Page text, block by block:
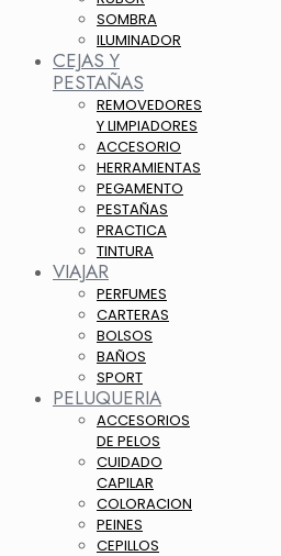
SOMBRA
ILUMINADOR
CEJAS Y
PESTAÑAS
REMOVEDORES
Y LIMPIADORES
ACCESORIO
HERRAMIENTAS
PEGAMENTO
PESTAÑAS
PRACTICA
TINTURA
VIAJAR
PERFUMES
CARTERAS
BOLSOS
BAÑOS
SPORT
PELUQUERIA
ACCESORIOS
DE PELOS
CUIDADO
CAPILAR
COLORACION
PEINES
CEPILLOS